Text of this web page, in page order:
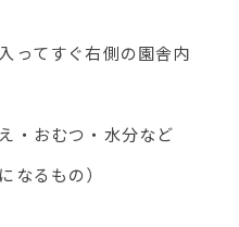
ってすぐ右側の園舎内
・おむつ・水分など
なるもの）